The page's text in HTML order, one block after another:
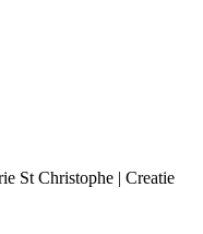
St Christophe | Creatie